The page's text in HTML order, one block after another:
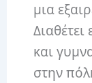
μια
και
στην